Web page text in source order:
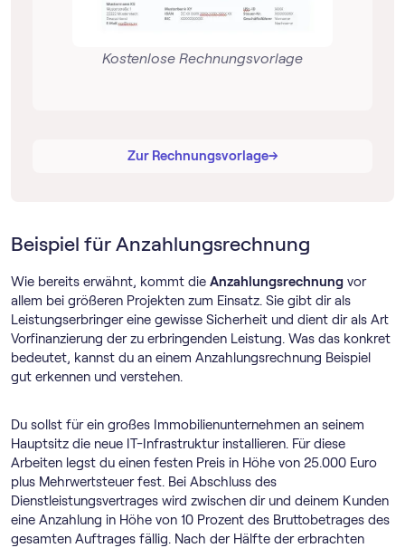
Kostenlose Rechnungsvorlage
Zur Rechnungsvorlage→
→
Beispiel für Anzahlungsrechnung
Wie bereits erwähnt, kommt die Anzahlungsrechnung vor
allem bei größeren Projekten zum Einsatz. Sie gibt dir als
Leistungserbringer eine gewisse Sicherheit und dient dir als Art
Vorfinanzierung der zu erbringenden Leistung. Was das konkret
bedeutet, kannst du an einem Anzahlungsrechnung Beispiel
gut erkennen und verstehen.
Du sollst für ein großes Immobilienunternehmen an seinem
Hauptsitz die neue IT-Infrastruktur installieren. Für diese
Arbeiten legst du einen festen Preis in Höhe von 25.000 Euro
plus Mehrwertsteuer fest. Bei Abschluss des
Dienstleistungsvertrages wird zwischen dir und deinem Kunden
eine Anzahlung in Höhe von 10 Prozent des Bruttobetrages des
gesamten Auftrages fällig. Nach der Hälfte der erbrachten